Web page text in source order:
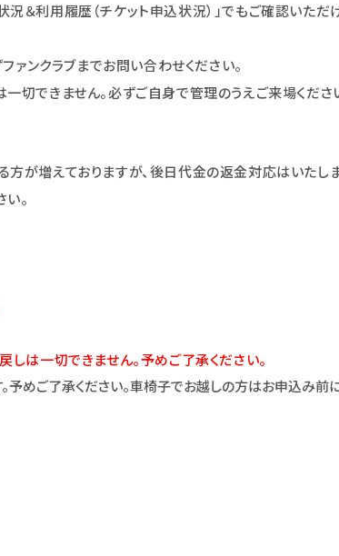
＆利用履歴（チケット申込状況）」でもご確認いた
ァンクラブまでお問い合わせください。
切できません。必ずご自身で管理のうえご来場くださ
が増えておりますが、後日代金の返金対応はいたしま
。
は一切できません。予めご了承ください。
めご了承ください。車椅子でお越しの方はお申込み前に